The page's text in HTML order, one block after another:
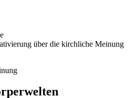
über die kirchliche Meinung